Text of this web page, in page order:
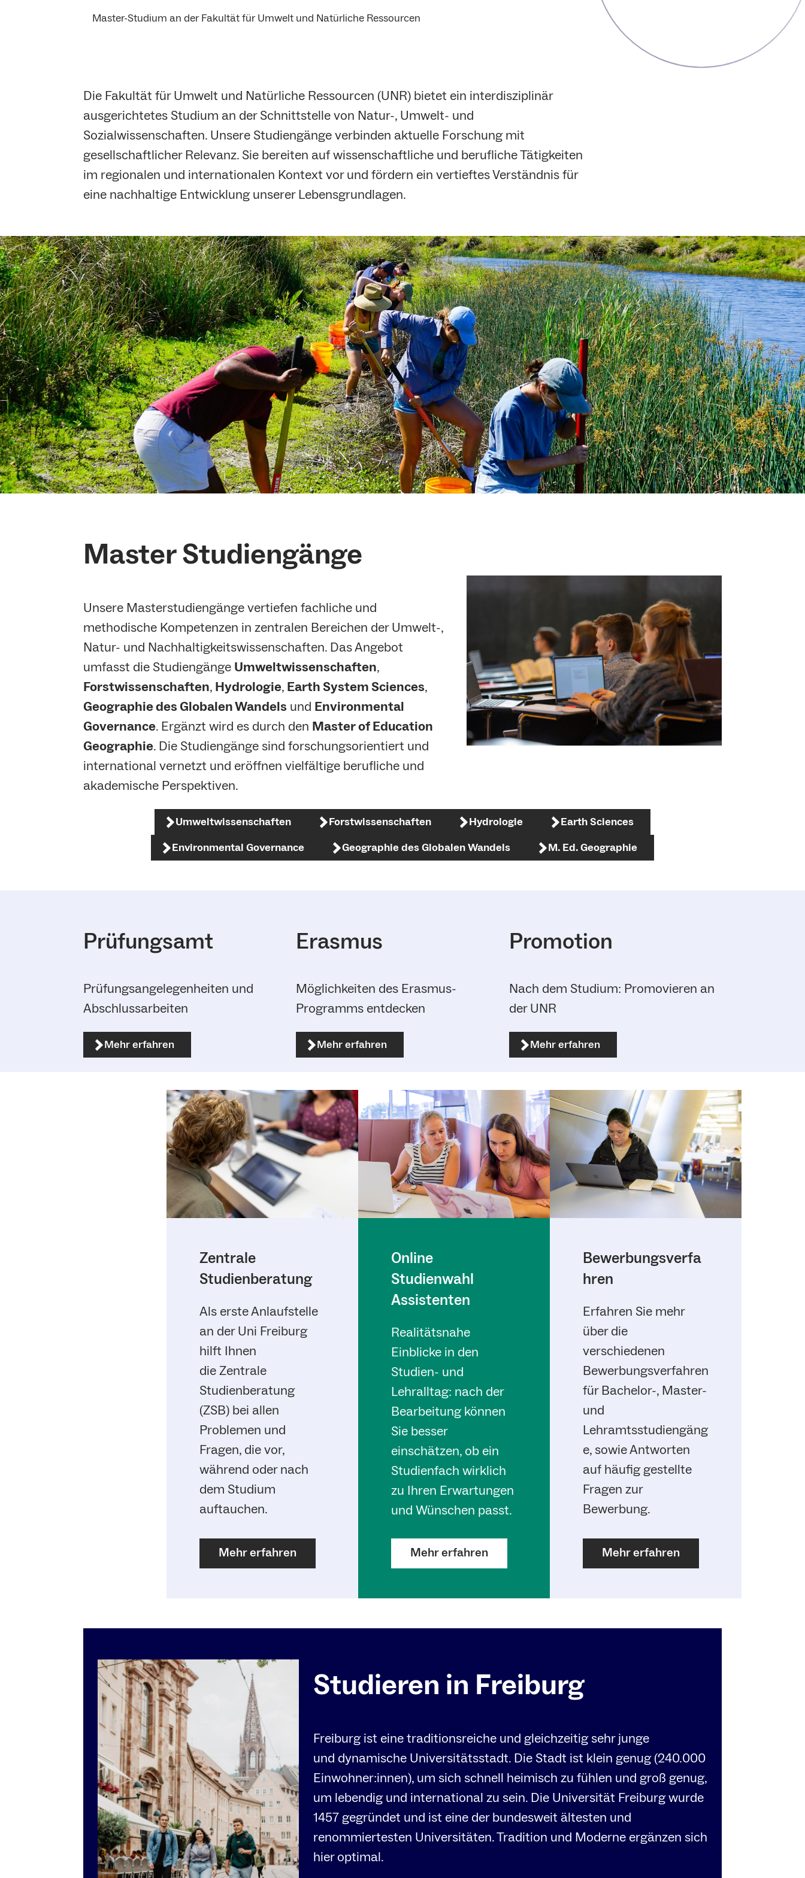
Master-Studium an der Fakultät für Umwelt und Natürliche Ressourcen
Die Fakultät für Umwelt und Natürliche Ressourcen (UNR) bietet ein interdisziplinär
ausgerichtetes Studium an der Schnittstelle von Natur-, Umwelt- und
Sozialwissenschaften. Unsere Studiengänge verbinden aktuelle Forschung mit
gesellschaftlicher Relevanz. Sie bereiten auf wissenschaftliche und berufliche Tätigkeiten
im regionalen und internationalen Kontext vor und fördern ein vertieftes Verständnis für
eine nachhaltige Entwicklung unserer Lebensgrundlagen.
Master Studiengänge
Unsere Masterstudiengänge vertiefen fachliche und
methodische Kompetenzen in zentralen Bereichen der Umwelt-,
Natur- und Nachhaltigkeitswissenschaften. Das Angebot
umfasst die Studiengänge Umweltwissenschaften,
Forstwissenschaften, Hydrologie, Earth System Sciences,
Geographie des Globalen Wandels und Environmental
Governance. Ergänzt wird es durch den Master of Education
Geographie. Die Studiengänge sind forschungsorientiert und
international vernetzt und eröffnen vielfältige berufliche und
akademische Perspektiven.
Umweltwissenschaften Forstwissenschaften Hydrologie
Earth Sciences
Environmental Governance
Geographie des Globalen Wandels M. Ed. Geographie
Prüfungsamt
Prüfungsangelegenheiten und
Abschlussarbeiten
Mehr erfahren
Erasmus
Möglichkeiten des Erasmus-
Programms entdecken
Mehr erfahren
Promotion
Nach dem Studium: Promovieren an
der UNR
Mehr erfahren
Zentrale
Studienberatung
Als erste Anlaufstelle
an der Uni Freiburg
hilft Ihnen
die Zentrale
Studienberatung
(ZSB) bei allen
Problemen und
Fragen, die vor,
während oder nach
dem Studium
auftauchen.
Mehr erfahren
Online
Studienwahl
Assistenten
Realitätsnahe
Einblicke in den
Studien- und
Lehralltag: nach der
Bearbeitung können
Sie besser
einschätzen, ob ein
Studienfach wirklich
zu Ihren Erwartungen
und Wünschen passt.
Mehr erfahren
Bewerbungsverfa
hren
Erfahren Sie mehr
über die
verschiedenen
Bewerbungsverfahren
für Bachelor-, Master-
und
Lehramtsstudiengäng
e, sowie Antworten
auf häufig gestellte
Fragen zur
Bewerbung.
Mehr erfahren
Studieren in Freiburg
Freiburg ist eine traditionsreiche und gleichzeitig sehr junge
und dynamische Universitätsstadt. Die Stadt ist klein genug (240.000
Einwohner:innen), um sich schnell heimisch zu fühlen und groß genug,
um lebendig und international zu sein. Die Universität Freiburg wurde
1457 gegründet und ist eine der bundesweit ältesten und
renommiertesten Universitäten. Tradition und Moderne ergänzen sich
hier optimal.